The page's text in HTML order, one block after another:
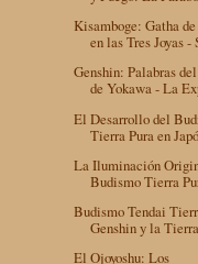
Kisamboge: Gatha
en las Tres Joyas -
Genshin: Palabras
de Yokawa - La
El Desarrollo del
Tierra Pura en
La Iluminación
Budismo Tierra
Budismo Tendai
Genshin y la
El Ojoyoshu: Los